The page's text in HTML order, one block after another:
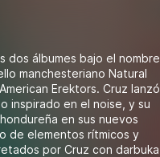
dos álbumes bajo el nombre
manchesteriano Natural
Erektors. Cruz lanzó
inspirado en el noise, y su
en sus nuevos
de elementos rítmicos y
por Cruz con darbuka